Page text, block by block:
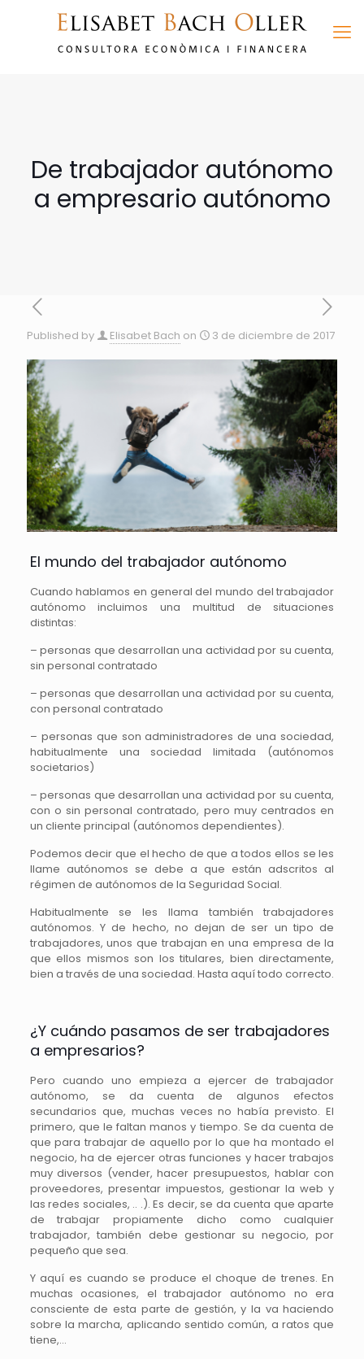
De trabajador autónomo
a empresario autónomo
Published by Elisabet Bach on 3 de diciembre de 2017
El mundo del trabajador autónomo
Cuando hablamos en general del mundo del trabajador
autónomo incluimos una multitud de situaciones
distintas:
– personas que desarrollan una actividad por su cuenta,
sin personal contratado
– personas que desarrollan una actividad por su cuenta,
con personal contratado
– personas que son administradores de una sociedad,
habitualmente una sociedad limitada (autónomos
societarios)
– personas que desarrollan una actividad por su cuenta,
con o sin personal contratado, pero muy centrados en
un cliente principal (autónomos dependientes).
Podemos decir que el hecho de que a todos ellos se les
llame autónomos se debe a que están adscritos al
régimen de autónomos de la Seguridad Social.
Habitualmente se les llama también trabajadores
autónomos. Y de hecho, no dejan de ser un tipo de
trabajadores, unos que trabajan en una empresa de la
que ellos mismos son los titulares, bien directamente,
bien a través de una sociedad. Hasta aquí todo correcto.
¿Y cuándo pasamos de ser trabajadores
a empresarios?
Pero cuando uno empieza a ejercer de trabajador
autónomo, se da cuenta de algunos efectos
secundarios que, muchas veces no había previsto. El
primero, que le faltan manos y tiempo. Se da cuenta de
que para trabajar de aquello por lo que ha montado el
negocio, ha de ejercer otras funciones y hacer trabajos
muy diversos (vender, hacer presupuestos, hablar con
proveedores, presentar impuestos, gestionar la web y
las redes sociales, .. .). Es decir, se da cuenta que aparte
de trabajar propiamente dicho como cualquier
trabajador, también debe gestionar su negocio, por
pequeño que sea.
Y aquí es cuando se produce el choque de trenes. En
muchas ocasiones, el trabajador autónomo no era
consciente de esta parte de gestión, y la va haciendo
sobre la marcha, aplicando sentido común, a ratos que
tiene,…